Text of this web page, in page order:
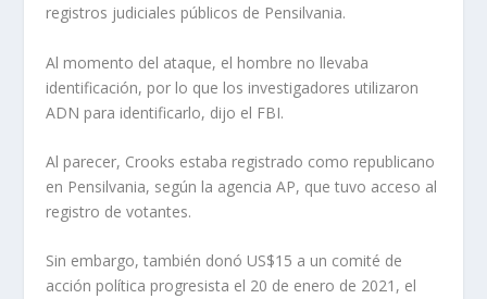
registros judiciales públicos de Pensilvania.
Al momento del ataque, el hombre no llevaba
identificación, por lo que los investigadores utilizaron
ADN para identificarlo, dijo el FBI.
Al parecer, Crooks estaba registrado como republicano
en Pensilvania, según la agencia AP, que tuvo acceso al
registro de votantes.
Sin embargo, también donó US$15 a un comité de
acción política progresista el 20 de enero de 2021, el